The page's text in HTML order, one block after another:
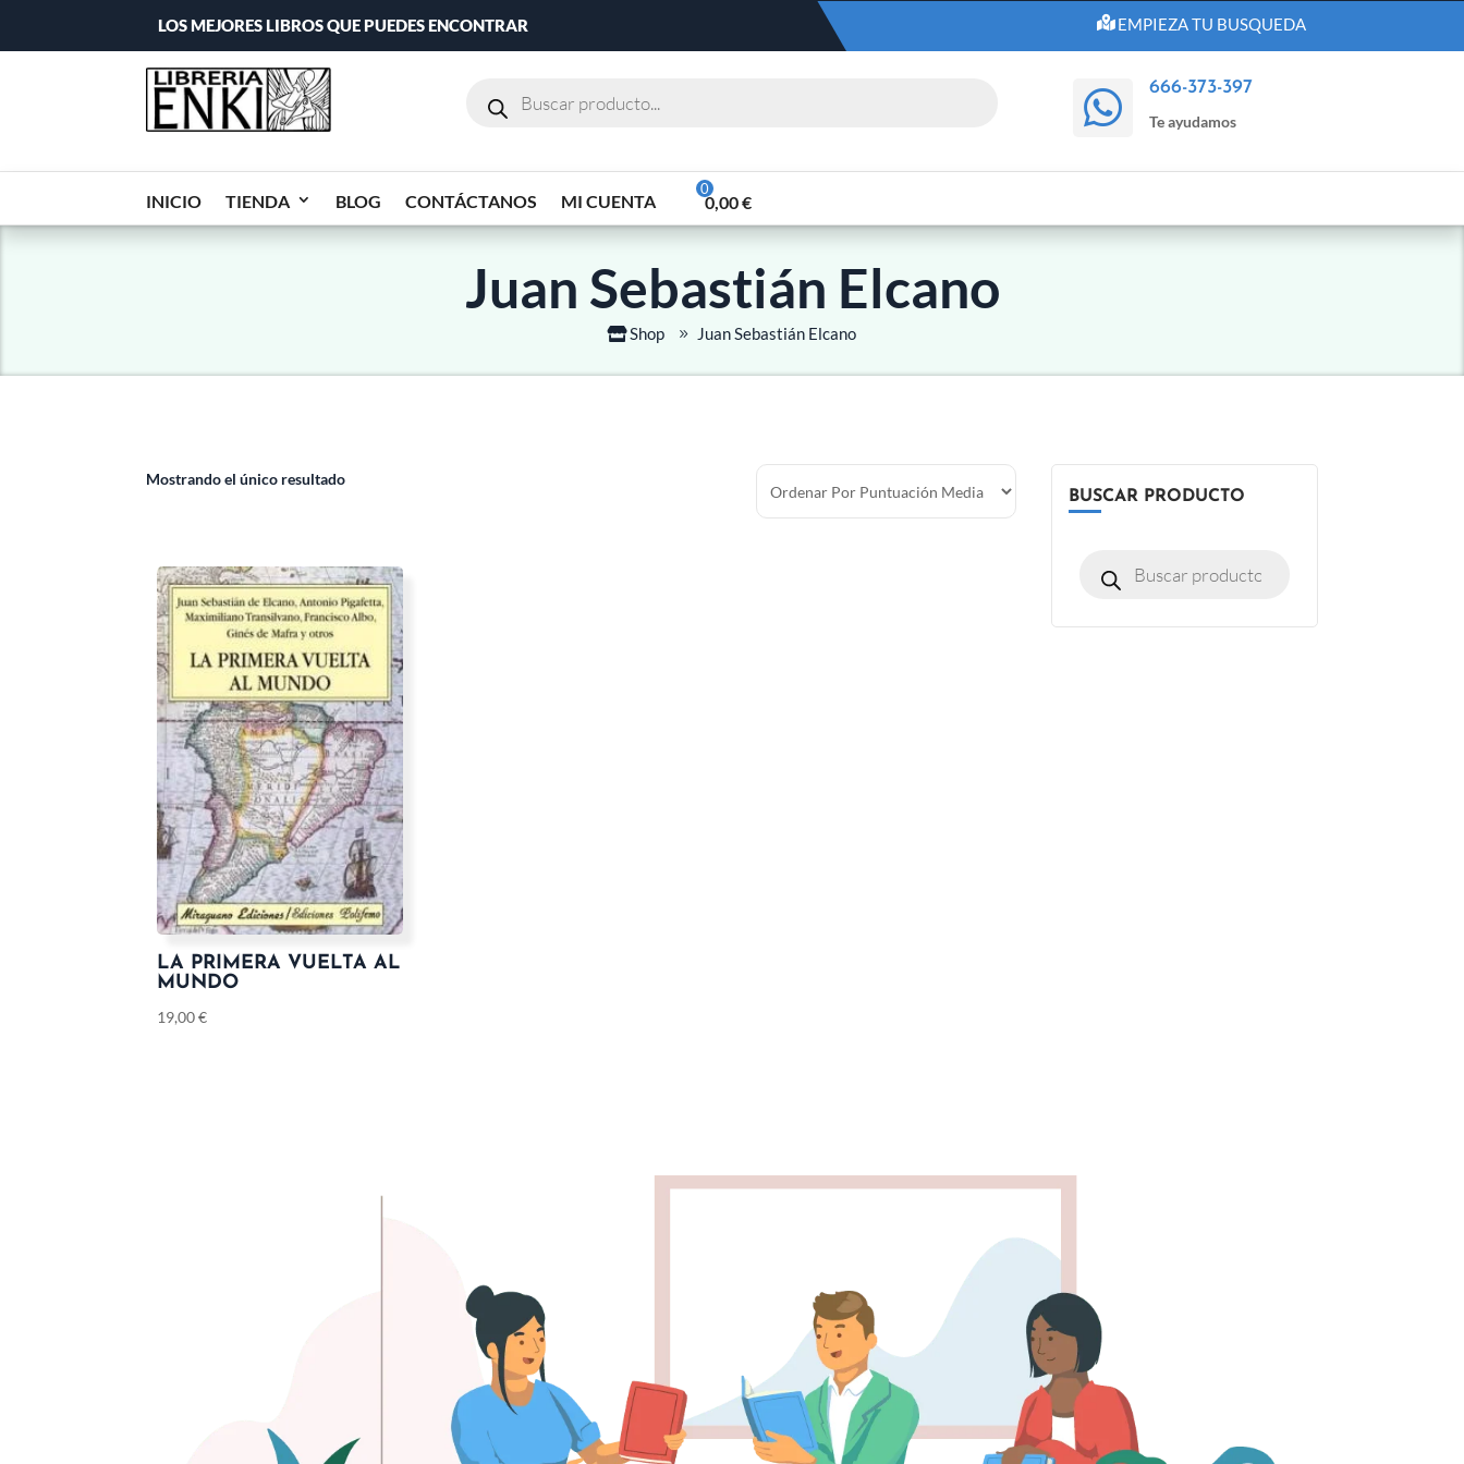
LOS MEJORES LIBROS QUE PUEDES ENCONTRAR EMPIEZA TU BUSQUEDA
 666-373-397
Te ayudamos
INICIO TIENDA BLOG CONTÁCTANOS MI CUENTA 0,00€
Juan Sebastián Elcano
Shop Juan Sebastián Elcano
Mostrando el único resultado
LA PRIMERA VUELTA AL
MUNDO
19,00€
BUSCAR PRODUCTO